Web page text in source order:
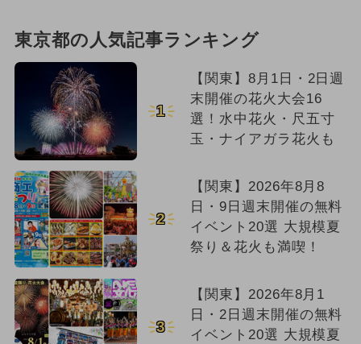
東京都の人気記事ランキング
1
【関東】8月1日・2日週
末開催の花火大会16
選！水中花火・尺五寸
玉・ナイアガラ花火も
2
【関東】2026年8月8
日・9日週末開催の無料
イベント20選 大規模夏
祭り＆花火も満喫！
3
【関東】2026年8月1
日・2日週末開催の無料
イベント20選 大規模夏